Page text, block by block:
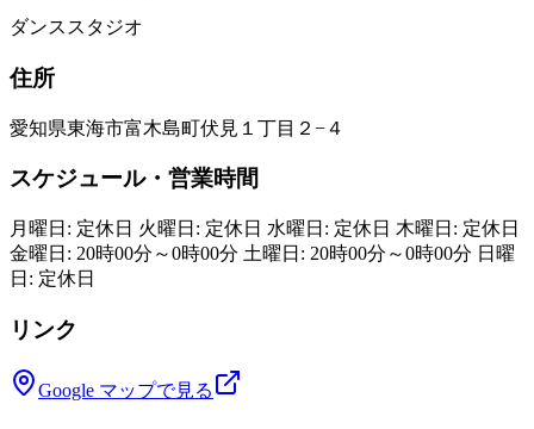
ダンススタジオ
住所
愛知県東海市富木島町伏見１丁目２−４
スケジュール・営業時間
月曜日: 定休日 火曜日: 定休日 水曜日: 定休日 木曜日: 定休日
金曜日: 20時00分～0時00分 土曜日: 20時00分～0時00分 日曜
日: 定休日
リンク
Google マップで見る